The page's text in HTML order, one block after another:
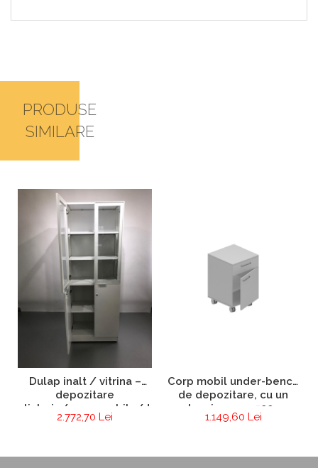
PRODUSE
SIMILARE
Dulap inalt / vitrina –
depozitare
sticlarie/consumabile/documente
2.772,70 Lei
Corp mobil under-bench
de depozitare, cu un
sertar si o usa - 500 mm
(HPL)
1.149,60 Lei